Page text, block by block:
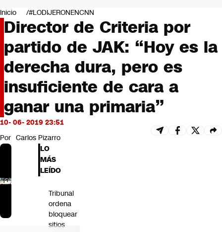
Negocios
Deportes
Programas completos
Cultura
Servicios
Bits
CNN tiempo
Opinión
Inicio #LODIJERONENCNN
Director de Criteria por
partido de JAK: “Hoy es la
derecha dura, pero es
insuficiente de cara a
ganar una primaria”
10- 06- 2019 23:51
Por Carlos Pizarro
LO
MÁS
LEÍDO
Tribunal
ordena
bloquear
sitios